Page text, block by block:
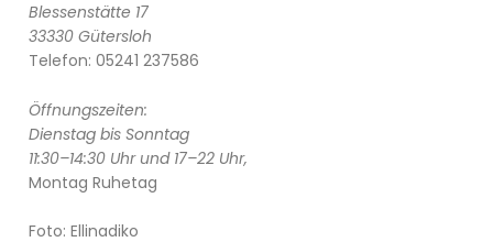
Blessenstätte 17
33330 Gütersloh
Telefon: 05241 237586
Öffnungszeiten:
Dienstag bis Sonntag
11:30–14:30 Uhr und 17–22 Uhr,
Montag Ruhetag
Foto: Ellinadiko